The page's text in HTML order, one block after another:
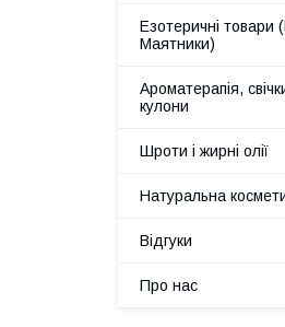
Езотеричні товари
Маятники)
Ароматерапія,
кулони
Шроти і жирні олії
Натуральна
Відгуки
Про нас